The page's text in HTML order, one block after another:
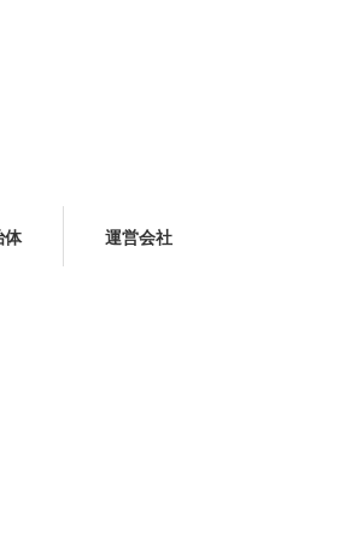
体 運営会社